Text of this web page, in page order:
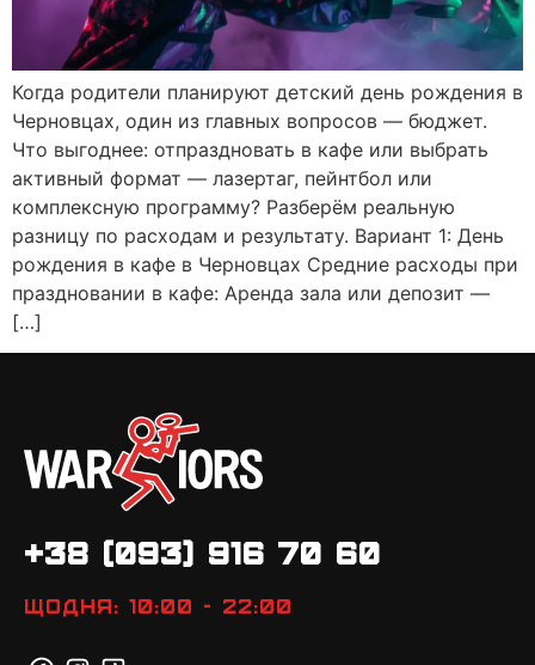
Когда родители планируют детский день рождения в
Черновцах, один из главных вопросов — бюджет.
Что выгоднее: отпраздновать в кафе или выбрать
активный формат — лазертаг, пейнтбол или
комплексную программу? Разберём реальную
разницу по расходам и результату. Вариант 1: День
рождения в кафе в Черновцах Средние расходы при
праздновании в кафе: Аренда зала или депозит —
[…]
+38 (093) 916 70 60
Щодня: 10:00 - 22:00